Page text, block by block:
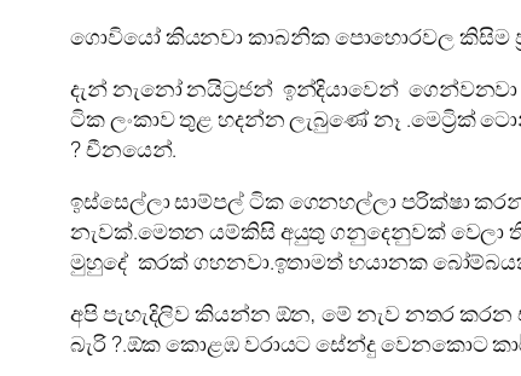
ගොවියෝ කියනවා කාබනික පොහොරවල කිසිම
දැන් නැනෝ නයිට්‍රජන් ඉන්දියාවෙන්
ටික ලංකාව තුළ හදන්න ලැබුණේ නෑ .මෙට්‍රික්
? චීනයෙන්.
ඉස්සෙල්ලා සාම්පල් ටික ගෙනහල්ලා පරික්ෂා
නැවක්.මෙතන යම්කිසි අයුතු ගනුදෙනුවක් වෙලා
මුහුදේ කරක් ගහනවා.ඉතාමත් භයානක
අපි පැහැදිලිව කියන්න ඕන, මේ නැව නතර
බැරි ?.ඕක කොළඹ වරායට සේන්දු වෙනකොට